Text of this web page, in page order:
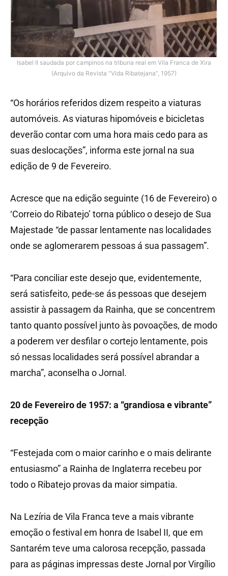
Isabel II saudada por campinos na tribuna real em Vila Franca de Xira
(Arquivo da Revista “Vida Ribatejana”, 1957)
“Os horários referidos dizem respeito a viaturas
automóveis. As viaturas hipomóveis e bicicletas
deverão contar com uma hora mais cedo para as
suas deslocações”, informa este jornal na sua
edição de 9 de Fevereiro.
Acresce que na edição seguinte (16 de Fevereiro) o
‘Correio do Ribatejo’ torna público o desejo de Sua
Majestade “de passar lentamente nas localidades
onde se aglomerarem pessoas á sua passagem”.
“Para conciliar este desejo que, evidentemente,
será satisfeito, pede-se ás pessoas que desejem
assistir à passagem da Rainha, que se concentrem
tanto quanto possível junto às povoações, de modo
a poderem ver desfilar o cortejo lentamente, pois
só nessas localidades será possível abrandar a
marcha”, aconselha o Jornal.
20 de Fevereiro de 1957: a “grandiosa e vibrante”
recepção
“Festejada com o maior carinho e o mais delirante
entusiasmo” a Rainha de Inglaterra recebeu por
todo o Ribatejo provas da maior simpatia.
Na Lezíria de Vila Franca teve a mais vibrante
emoção o festival em honra de Isabel II, que em
Santarém teve uma calorosa recepção, passada
para as páginas impressas deste Jornal por Virgílio